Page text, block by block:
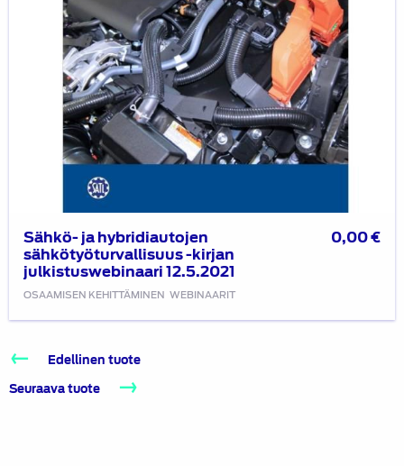
Sähkö- ja hybridiautojen
sähkötyöturvallisuus -kirjan
julkistuswebinaari 12.5.2021
OSAAMISEN KEHITTÄMINEN WEBINAARIT
0,00€
Edellinen tuote
Seuraava tuote